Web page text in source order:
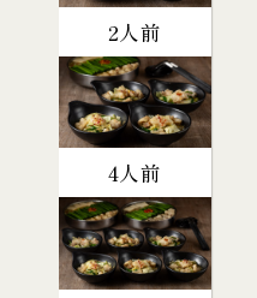
2人前
4人前